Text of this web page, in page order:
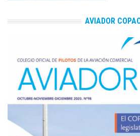
AVIADOR